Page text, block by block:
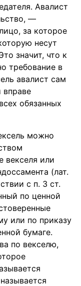
Авалист
—
за которое
несут
значит, что к
требование в
авалист сам
вправе
обязанных
можно
векселя или
(лат.
с п. 3 ст.
по ценной
или по приказу
бумаге.
по векселю,